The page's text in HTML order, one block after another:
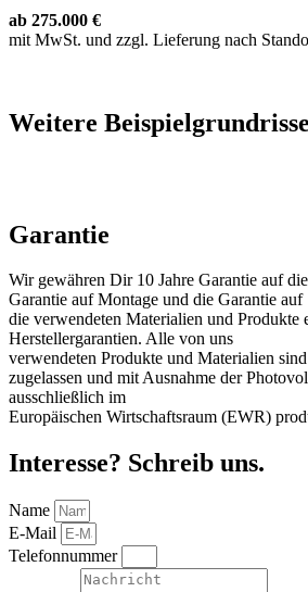
ab 275.000 €
mit MwSt. und zzgl. Lieferung nach
Weitere Beispielgrundrisse
Garantie
Wir gewähren Dir 10 Jahre Garantie auf
Garantie auf Montage und die Garantie auf
die verwendeten Materialien und Produkte
Herstellergarantien. Alle von uns
verwendeten Produkte und Materialien
zugelassen und mit Ausnahme der
ausschließlich im
Europäischen Wirtschaftsraum (EWR)
Interesse? Schreib uns.
Name
E-Mail
Telefonnummer